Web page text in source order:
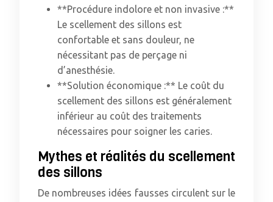
**Procédure indolore et non invasive :**
Le scellement des sillons est
confortable et sans douleur, ne
nécessitant pas de perçage ni
d’anesthésie.
**Solution économique :** Le coût du
scellement des sillons est généralement
inférieur au coût des traitements
nécessaires pour soigner les caries.
Mythes et réalités du scellement
des sillons
De nombreuses idées fausses circulent sur le